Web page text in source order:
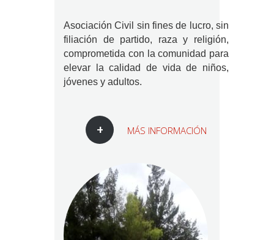
Asociación Civil sin fines de lucro, sin
filiación de partido, raza y religión,
comprometida con la comunidad para
elevar la calidad de vida de niños,
jóvenes y adultos.
MÁS INFORMACIÓN